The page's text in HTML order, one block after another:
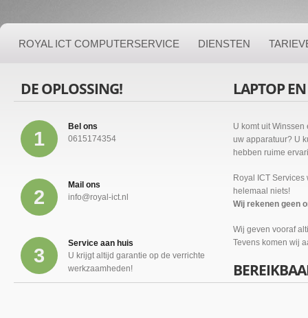
ROYAL ICT COMPUTERSERVICE DIENSTEN
DE OPLOSSING!
1
Bel ons
0615174354
2
Mail ons
info@royal-ict.nl
3
Service aan huis
U krijgt altijd garantie op de verrichte
werkzaamheden!
LAPTOP
U komt uit
uw apparatuur? U
hebben ruime
Royal ICT
helemaal niets!
Wij rekenen geen
Wij geven vooraf
Tevens komen wij